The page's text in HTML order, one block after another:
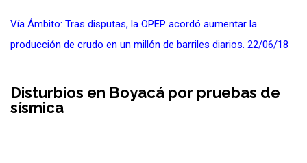
Vía Ámbito: Tras disputas, la OPEP acordó aumentar la
producción de crudo en un millón de barriles diarios. 22/06/18
Disturbios en Boyacá por pruebas de
sísmica